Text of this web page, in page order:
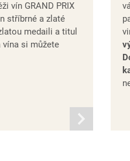
vín GRAND PRIX
stříbrné a zlaté
medaili a titul
vína si můžete